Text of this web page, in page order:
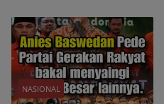
NASIONAL